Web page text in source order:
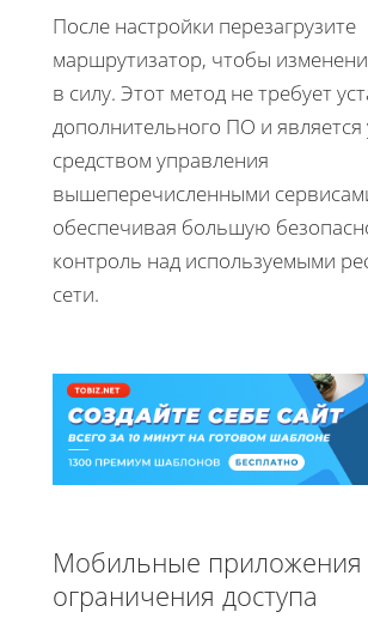
После настройки перезагрузите
маршрутизатор, чтобы
в силу. Этот метод не требует
дополнительного ПО и
средством управления
вышеперечисленными
обеспечивая большую
контроль над используемыми
сети.
Мобильные приложения
ограничения доступа